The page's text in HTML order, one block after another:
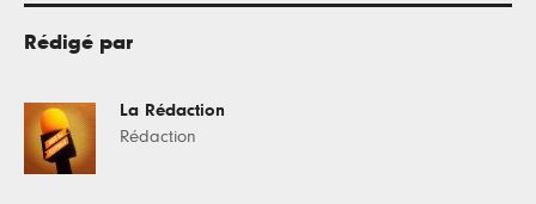
Rédigé par
La Rédaction
Rédaction